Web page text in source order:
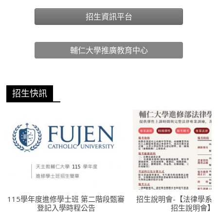
招生資訊平台
輔仁大學推廣教育中心
招生快訊
115學年度進修學士班 第二階段甄審
登記入學時程公告
招生說明會-【法律學系
招生說明會】